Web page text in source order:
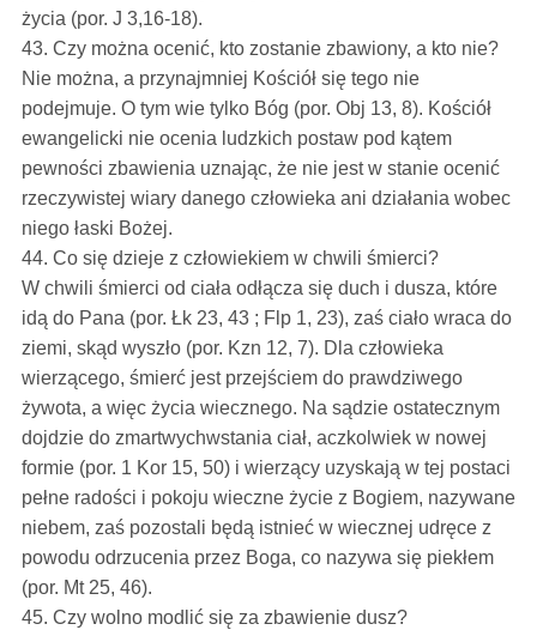
życia (por. J 3,16-18).
43. Czy można ocenić, kto zostanie zbawiony, a kto nie?
Nie można, a przynajmniej Kościół się tego nie
podejmuje. O tym wie tylko Bóg (por. Obj 13, 8). Kościół
ewangelicki nie ocenia ludzkich postaw pod kątem
pewności zbawienia uznając, że nie jest w stanie ocenić
rzeczywistej wiary danego człowieka ani działania wobec
niego łaski Bożej.
44. Co się dzieje z człowiekiem w chwili śmierci?
W chwili śmierci od ciała odłącza się duch i dusza, które
idą do Pana (por. Łk 23, 43 ; Flp 1, 23), zaś ciało wraca do
ziemi, skąd wyszło (por. Kzn 12, 7). Dla człowieka
wierzącego, śmierć jest przejściem do prawdziwego
żywota, a więc życia wiecznego. Na sądzie ostatecznym
dojdzie do zmartwychwstania ciał, aczkolwiek w nowej
formie (por. 1 Kor 15, 50) i wierzący uzyskają w tej postaci
pełne radości i pokoju wieczne życie z Bogiem, nazywane
niebem, zaś pozostali będą istnieć w wiecznej udręce z
powodu odrzucenia przez Boga, co nazywa się piekłem
(por. Mt 25, 46).
45. Czy wolno modlić się za zbawienie dusz?